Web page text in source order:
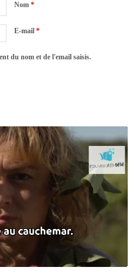
Nom*
E-mail*
du nom et de l'email saisis.